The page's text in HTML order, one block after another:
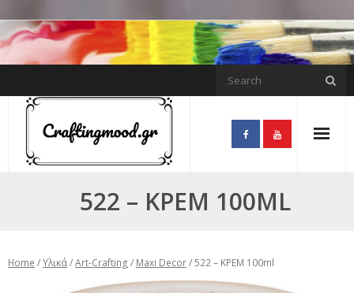
Skip
to
content
522 – ΚΡΕΜ 100ML
Home /Υλικά/Art-Crafting / Maxi Decor/ 522 – ΚΡΕΜ 100ml